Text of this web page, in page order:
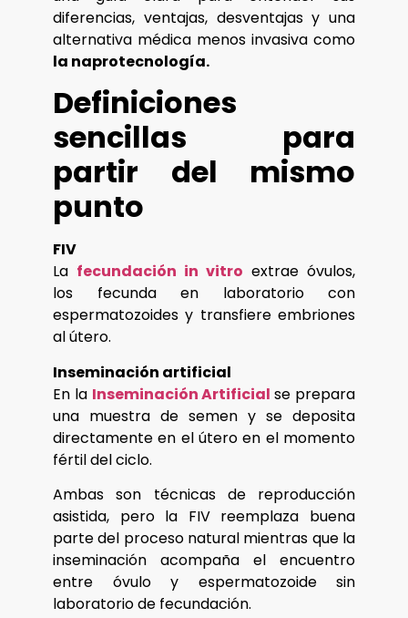
diferencias, ventajas, desventajas y una
alternativa médica menos invasiva como
la naprotecnología.
Definiciones
sencillas para
partir del mismo
punto
FIV
La fecundación in vitro extrae óvulos,
los fecunda en laboratorio con
espermatozoides y transfiere embriones
al útero.
Inseminación artificial
En la Inseminación Artificial se prepara
una muestra de semen y se deposita
directamente en el útero en el momento
fértil del ciclo.
Ambas son técnicas de reproducción
asistida, pero la FIV reemplaza buena
parte del proceso natural mientras que la
inseminación acompaña el encuentro
entre óvulo y espermatozoide sin
laboratorio de fecundación.